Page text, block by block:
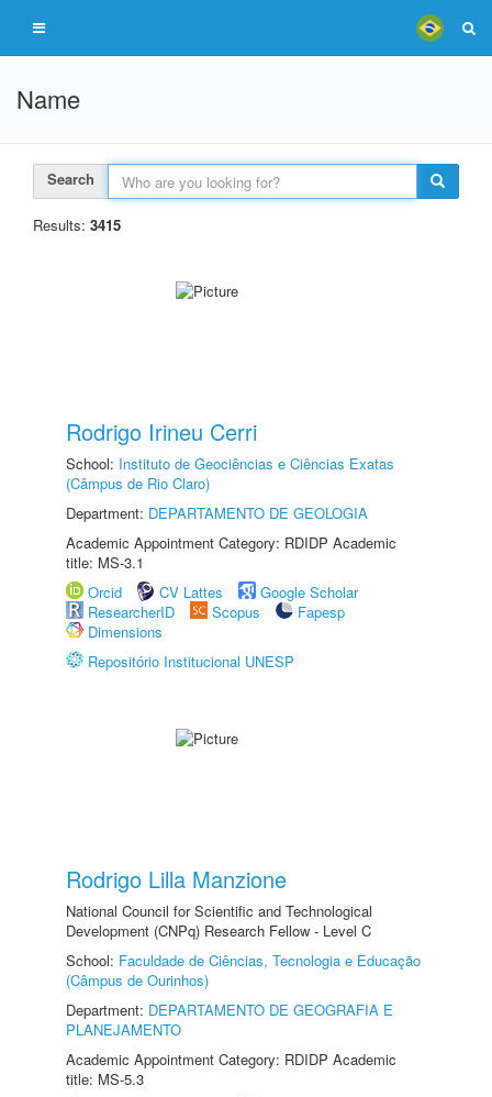
Name
Search
Results: 3415
Rodrigo Irineu Cerri
School: Instituto de Geociências e Ciências Exatas
(Câmpus de Rio Claro)
Department: DEPARTAMENTO DE GEOLOGIA
Academic Appointment Category: RDIDP Academic
title: MS-3.1
Orcid
CV Lattes
Google Scholar
ResearcherID
Scopus
Fapesp
Dimensions
Repositório Institucional UNESP
Rodrigo Lilla Manzione
National Council for Scientific and Technological
Development (CNPq) Research Fellow - Level C
School: Faculdade de Ciências, Tecnologia e Educação
(Câmpus de Ourinhos)
Department: DEPARTAMENTO DE GEOGRAFIA E
PLANEJAMENTO
Academic Appointment Category: RDIDP Academic
title: MS-5.3